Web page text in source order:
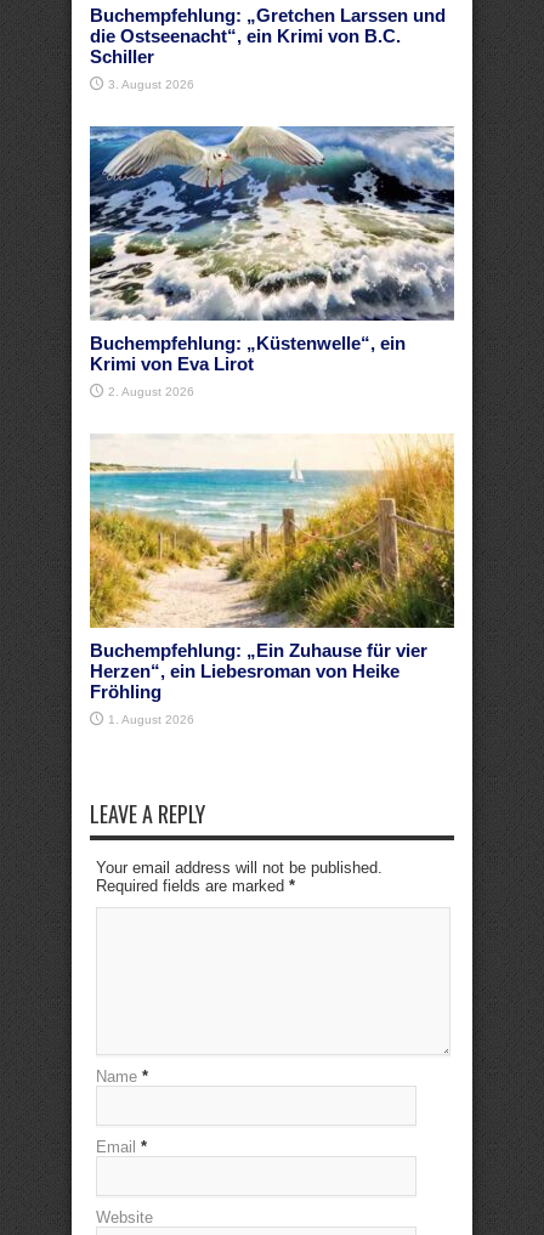
Buchempfehlung: „Gretchen Larssen und
die Ostseenacht“, ein Krimi von B.C.
Schiller
3. August 2026
Buchempfehlung: „Küstenwelle“, ein
Krimi von Eva Lirot
2. August 2026
Buchempfehlung: „Ein Zuhause für vier
Herzen“, ein Liebesroman von Heike
Fröhling
1. August 2026
LEAVE A REPLY
Your email address will not be published.
Required fields are marked *
Name *
Email *
Website